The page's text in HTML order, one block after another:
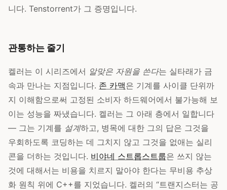
니다. Tenstorrent가 그 증명입니다.
관통하는 줄기
켈러는 이 시리즈에서 알맞은 자원을 쓴다는 실타래가 금
속과 만나는 지점입니다. 존 카맥은 기계를 사이클 단위까
지 이해함으로써 고정된 소비자 하드웨어에서 불가능해 보
이는 성능을 짜냈습니다. 켈러는 그 아래 층에서 일합니다
— 그는 기계를 설계하고, 병목에 대한 그의 답은 그것을
우회하도록 코딩하는 데 그치지 않고 그것을 없애는 실리
콘을 더하는 것입니다. 비야네 스트롭스트룹은 쓰지 않는
것에 대해서는 비용을 치르지 말아야 한다는 무비용 추상
화 원칙 위에 C++를 지었습니다. 켈러의 “트랜지스터는 공